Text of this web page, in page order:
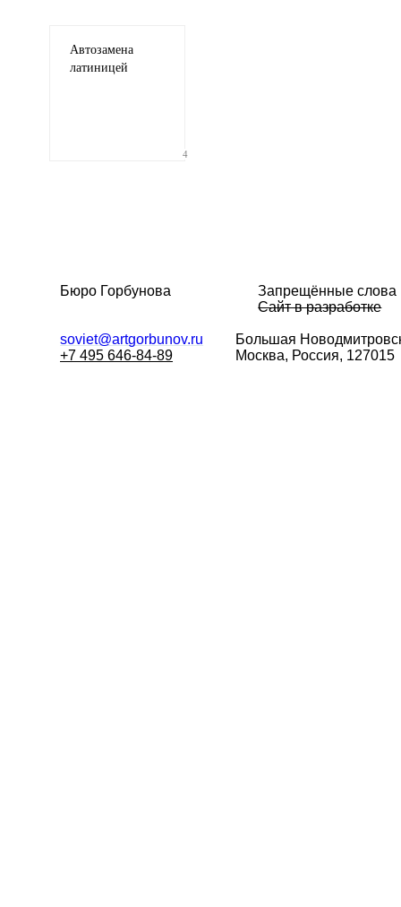
Автозамена
латиницей
4
Бюро Горбунова
Запрещённые слова
Сайт в разработке
soviet@artgorbunov.ru
+7 495 646-84-89
Большая
Москва, Россия, 127015